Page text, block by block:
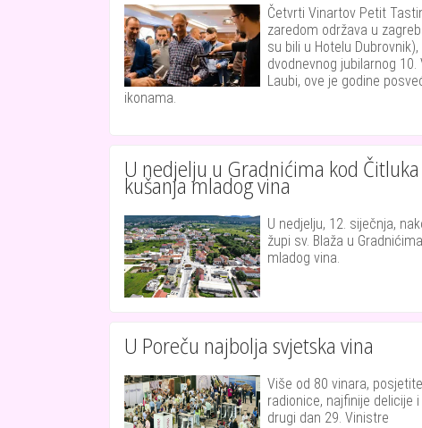
Četvrti Vinartov Petit
zaredom održava u
su bili u Hotelu
dvodnevnog jubilarnog
Laubi, ove je godine
ikonama.
U nedjelju u Gradnićima kod
kušanja mladog vina
U nedjelju, 12. siječnja,
župi sv. Blaža u
mladog vina.
U Poreču najbolja svjetska vina
Više od 80 vinara,
radionice, najfinije delicije
drugi dan 29. Vinistre